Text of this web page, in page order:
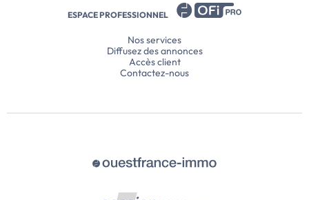
ESPACE PROFESSIONNEL
Nos services
Diffusez des annonces
Accès client
Contactez-nous